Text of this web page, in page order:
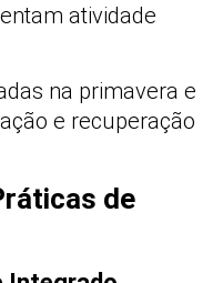
atividade
na primavera e
e recuperação
de